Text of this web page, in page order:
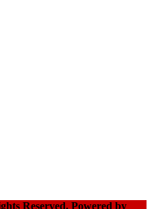
Reserved. Powered by